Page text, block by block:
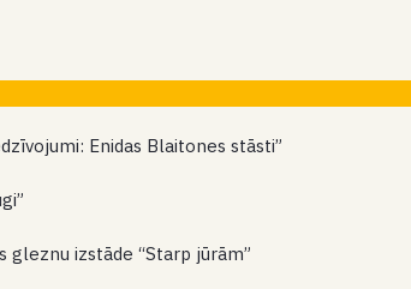
Enidas Blaitones stāsti”
gleznu izstāde “Starp jūrām”